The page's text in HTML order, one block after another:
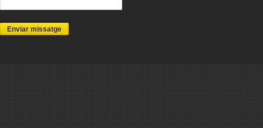
Enviar missatge